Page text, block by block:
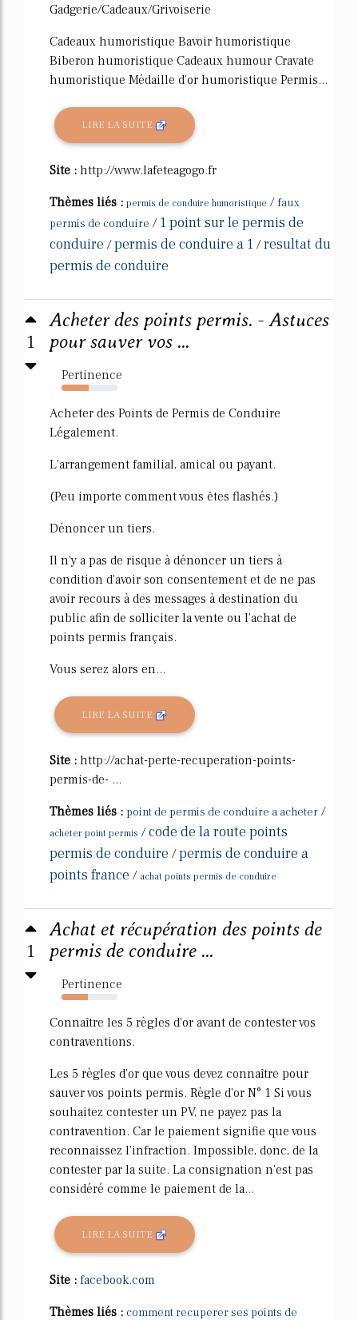
Gadgerie/Cadeaux/Grivoiserie
Cadeaux humoristique Bavoir humoristique
Biberon humoristique Cadeaux humour Cravate
humoristique Médaille d'or humoristique Permis...
LIRE LA SUITE
Site : http://www.lafeteagogo.fr
Thèmes liés : permis de conduire humoristique / faux
permis de conduire / 1 point sur le permis de
conduire /permis de conduire a 1 /resultat du
permis de conduire
1
Acheter des points permis. - Astuces
pour sauver vos ...
Pertinence
48%
Acheter des Points de Permis de Conduire
Légalement.
L'arrangement familial, amical ou payant.
(Peu importe comment vous êtes flashés.)
Dénoncer un tiers.
Il n'y a pas de risque à dénoncer un tiers à
condition d'avoir son consentement et de ne pas
avoir recours à des messages à destination du
public afin de solliciter la vente ou l'achat de
points permis français.
Vous serez alors en...
LIRE LA SUITE
Site : http://achat-perte-recuperation-points-
permis-de- ...
Thèmes liés : point de permis de conduire a acheter /
acheter point permis /code de la route points
permis de conduire /permis de conduire a
points france / achat points permis de conduire
1
Achat et récupération des points de
permis de conduire ...
Pertinence
47%
Connaître les 5 règles d'or avant de contester vos
contraventions.
Les 5 règles d'or que vous devez connaître pour
sauver vos points permis. Règle d'or N° 1 Si vous
souhaitez contester un PV, ne payez pas la
contravention. Car le paiement signifie que vous
reconnaissez l'infraction. Impossible, donc, de la
contester par la suite. La consignation n'est pas
considéré comme le paiement de la...
LIRE LA SUITE
Site : facebook.com
Thèmes liés : comment recuperer ses points de